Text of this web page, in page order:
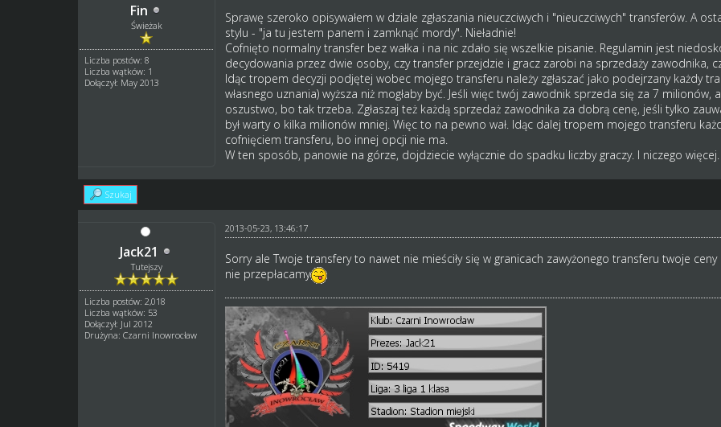
Fin
Świeżak
Liczba postów: 8
Liczba wątków: 1
Dołączył: May 2013
Sprawę szeroko opisywałem w dziale zgłaszania nieuczciwych i "nieuczciwych" transferów. A
stylu - "ja tu jestem panem i zamknąć mordy". Nieładnie!
Cofnięto normalny transfer bez wałka i na nic zdało się wszelkie pisanie. Regulamin jest
decydowania przez dwie osoby, czy transfer przejdzie i gracz zarobi na sprzedaży zawodnika,
Idąc tropem decyzji podjętej wobec mojego transferu należy zgłaszać jako podejrzany każdy
własnego uznania) wyższa niż mogłaby być. Jeśli więc twój zawodnik sprzeda się za 7
oszustwo, bo tak trzeba. Zgłaszaj też każdą sprzedaż zawodnika za dobrą cenę, jeśli tylko
był warty o kilka milionów mniej. Więc to na pewno wał. Idąc dalej tropem mojego transferu
cofnięciem transferu, bo innej opcji nie ma.
W ten sposób, panowie na górze, dojdziecie wyłącznie do spadku liczby graczy. I niczego więcej.
Szukaj
Jack21
Tutejszy
Liczba postów: 2,018
Liczba wątków: 53
Dołączył: Jul 2012
Drużyna: Czarni Inowrocław
2013-05-23, 13:46:17
Sorry ale Twoje transfery to nawet nie mieściły się w granicach zawyżonego transferu twoje
nie przepłacamy